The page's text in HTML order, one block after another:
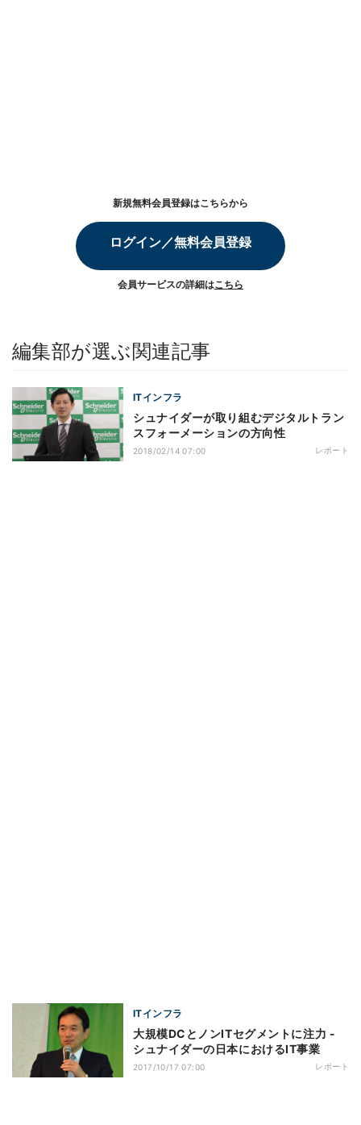
新規無料会員登録はこちらから
ログイン／無料会員登録
会員サービスの詳細はこちら
編集部が選ぶ関連記事
ITインフラ
シュナイダーが取り組むデジタルトラン
スフォーメーションの方向性
2018/02/14 07:00 レポート
ITインフラ
大規模DCとノンITセグメントに注力 -
シュナイダーの日本におけるIT事業
2017/10/17 07:00 レポート